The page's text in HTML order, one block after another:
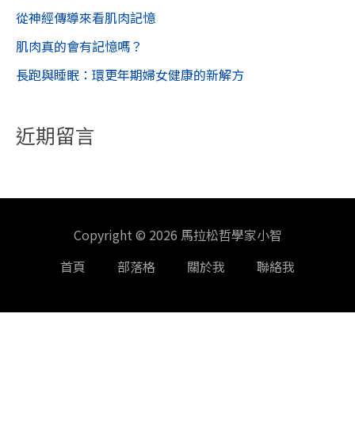
從神經傳導來看肌肉記憶
肌肉真的會有記憶嗎？
長跑與睡眠：環更年期婦女健康的新解方
近期留言
Copyright © 2026 馬拉松哲學家小智
首頁
部落格 關於我 聯絡我